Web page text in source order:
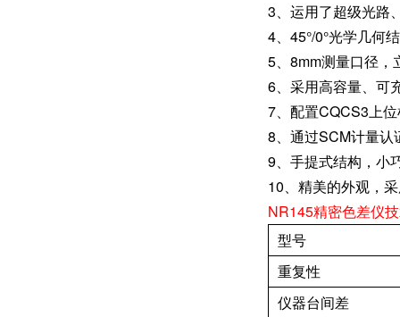
3、运用了超级光路
4、45°/0°光学几何
5、8mm测量口径，
6、采用高容量、可
7、配置CQCS3上
8、通过SCM计量
9、手提式结构，小
10、精美的外观，
NR145精密色差仪
型号
重复性
仪器台间差